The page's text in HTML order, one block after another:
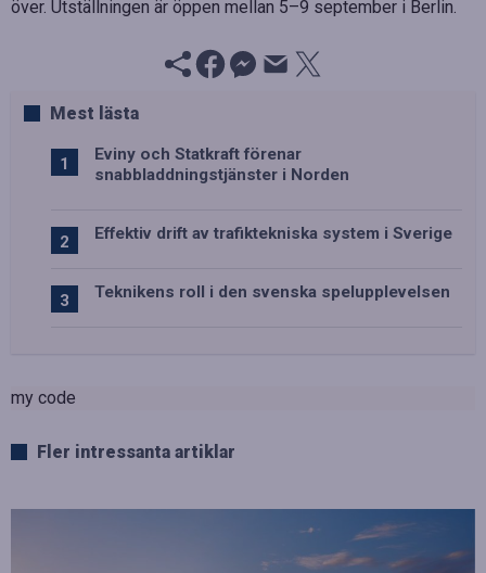
över. Utställningen är öppen mellan 5–9 september i Berlin.
Mest lästa
Eviny och Statkraft förenar
snabbladdningstjänster i Norden
Effektiv drift av trafiktekniska system i Sverige
Teknikens roll i den svenska spelupplevelsen
my code
Fler intressanta artiklar